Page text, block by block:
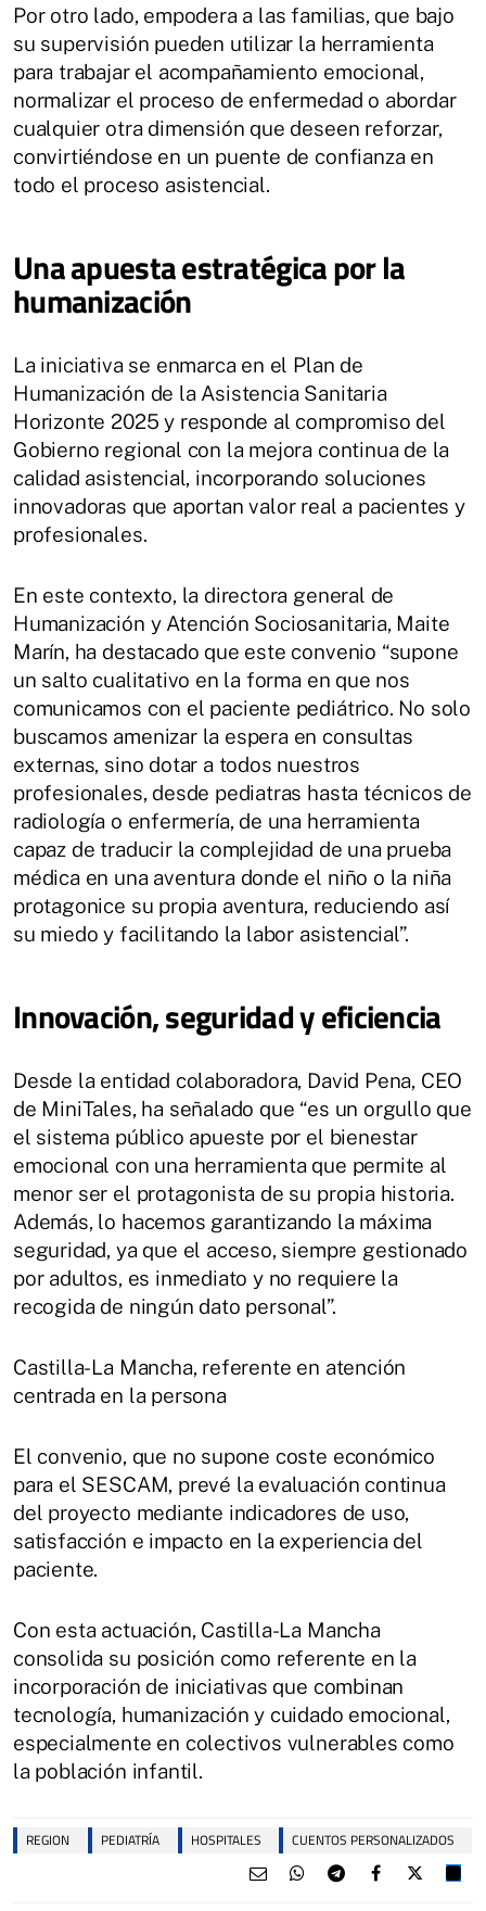
Por otro lado, empodera a las familias, que bajo
su supervisión pueden utilizar la herramienta
para trabajar el acompañamiento emocional,
normalizar el proceso de enfermedad o abordar
cualquier otra dimensión que deseen reforzar,
convirtiéndose en un puente de confianza en
todo el proceso asistencial.
Una apuesta estratégica por la
humanización
La iniciativa se enmarca en el Plan de
Humanización de la Asistencia Sanitaria
Horizonte 2025 y responde al compromiso del
Gobierno regional con la mejora continua de la
calidad asistencial, incorporando soluciones
innovadoras que aportan valor real a pacientes y
profesionales.
En este contexto, la directora general de
Humanización y Atención Sociosanitaria, Maite
Marín, ha destacado que este convenio “supone
un salto cualitativo en la forma en que nos
comunicamos con el paciente pediátrico. No solo
buscamos amenizar la espera en consultas
externas, sino dotar a todos nuestros
profesionales, desde pediatras hasta técnicos de
radiología o enfermería, de una herramienta
capaz de traducir la complejidad de una prueba
médica en una aventura donde el niño o la niña
protagonice su propia aventura, reduciendo así
su miedo y facilitando la labor asistencial”.
Innovación, seguridad y eficiencia
Desde la entidad colaboradora, David Pena, CEO
de MiniTales, ha señalado que “es un orgullo que
el sistema público apueste por el bienestar
emocional con una herramienta que permite al
menor ser el protagonista de su propia historia.
Además, lo hacemos garantizando la máxima
seguridad, ya que el acceso, siempre gestionado
por adultos, es inmediato y no requiere la
recogida de ningún dato personal”.
Castilla-La Mancha, referente en atención
centrada en la persona
El convenio, que no supone coste económico
para el SESCAM, prevé la evaluación continua
del proyecto mediante indicadores de uso,
satisfacción e impacto en la experiencia del
paciente.
Con esta actuación, Castilla-La Mancha
consolida su posición como referente en la
incorporación de iniciativas que combinan
tecnología, humanización y cuidado emocional,
especialmente en colectivos vulnerables como
la población infantil.
REGION PEDIATRÍA HOSPITALES CUENTOS PERSONALIZADOS